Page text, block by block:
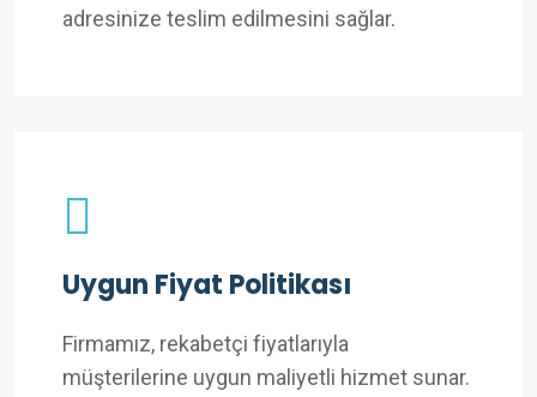
adresinize teslim edilmesini sağlar.
Uygun Fiyat Politikası
Firmamız, rekabetçi fiyatlarıyla
müşterilerine uygun maliyetli hizmet sunar.